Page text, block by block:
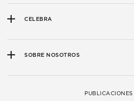
CELEBRA
SOBRE NOSOTROS
PUBLICACIONES